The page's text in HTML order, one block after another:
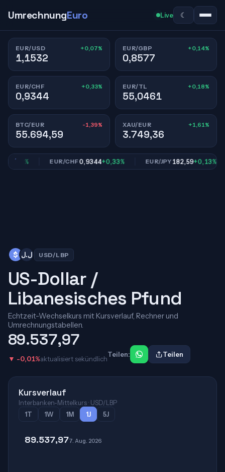
UmrechnungEuro Live ☾
EUR/USD +0,07%
1,1532
EUR/GBP +0,14%
0,8577
EUR/CHF +0,33%
0,9344
EUR/TL +0,18%
55,0461
BTC/EUR -1,39%
55.694,59
XAU/EUR +1,61%
3.749,36
EUR/CHF0,9344+0,33% EUR/JPY182,59+0,13%
$ ل.ل USD/LBP
US-Dollar /
Libanesisches Pfund
Echtzeit-Wechselkurs mit Kursverlauf, Rechner und
Umrechnungstabellen.
89.537,97
▼ -0,01%aktualisiert sekündlich
Teilen: Teilen
Kursverlauf
Interbanken-Mittelkurs · USD/LBP
1T
1W 1M 1J 5J
89.537,977. Aug. 2026